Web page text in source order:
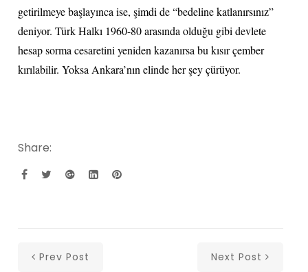
getirilmeye başlayınca ise, şimdi de “bedeline katlanırsınız”
deniyor. Türk Halkı 1960-80 arasında olduğu gibi devlete
hesap sorma cesaretini yeniden kazanırsa bu kısır çember
kırılabilir. Yoksa Ankara’nın elinde her şey çürüyor.
Share:
Prev Post Next Post